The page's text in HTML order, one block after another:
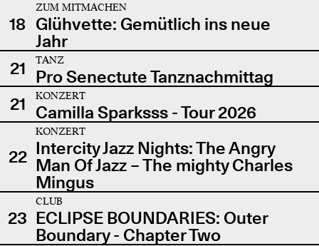
18
ZUM MITMACHEN
Glühvette: Gemütlich ins neue
Jahr
21
TANZ
Pro Senectute Tanznachmittag
21
KONZERT
Camilla Sparksss - Tour 2026
22
KONZERT
Intercity Jazz Nights: The Angry
Man Of Jazz – The mighty Charles
Mingus
23
CLUB
ECLIPSE BOUNDARIES: Outer
Boundary - Chapter Two